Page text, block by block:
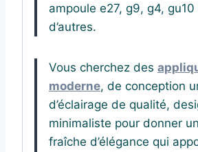
ampoule e27, g9, g4,
d’autres.
Vous cherchez des
moderne, de conception
d’éclairage de qualité,
minimaliste pour donner
fraîche d’élégance qui